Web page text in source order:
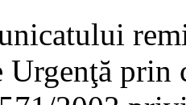
Urgenţă